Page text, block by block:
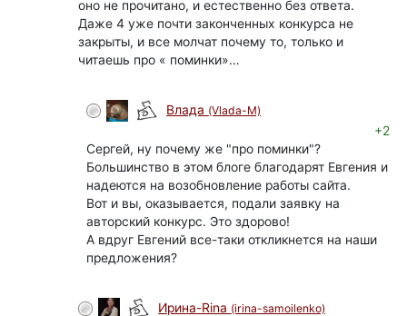
оно не прочитано, и естественно без ответа.
Даже 4 уже почти законченных конкурса не
закрыты, и все молчат почему то, только и
читаешь про « поминки»…
Влада (Vlada-M)
+2
Сергей, ну почему же "про поминки"?
Большинство в этом блоге благодарят Евгения и
надеются на возобновление работы сайта.
Вот и вы, оказывается, подали заявку на
авторский конкурс. Это здорово!
А вдруг Евгений все-таки откликнется на наши
предложения?
Ирина-Rina (irina-samoilenko)